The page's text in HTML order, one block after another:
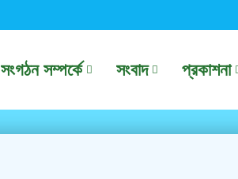
সংগঠন সম্পর্কে সংবাদ প্রকাশনা